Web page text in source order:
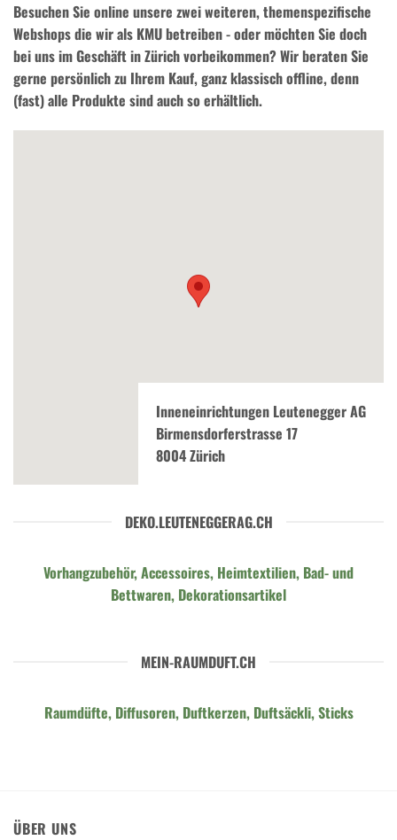
Besuchen Sie online unsere zwei weiteren, themenspezifische
Webshops die wir als KMU betreiben - oder möchten Sie doch
bei uns im Geschäft in Zürich vorbeikommen? Wir beraten Sie
gerne persönlich zu Ihrem Kauf, ganz klassisch offline, denn
(fast) alle Produkte sind auch so erhältlich.
Inneneinrichtungen Leutenegger AG
Birmensdorferstrasse 17
8004 Zürich
DEKO.LEUTENEGGERAG.CH
Vorhangzubehör, Accessoires, Heimtextilien, Bad- und
Bettwaren, Dekorationsartikel
MEIN-RAUMDUFT.CH
Raumdüfte, Diffusoren, Duftkerzen, Duftsäckli, Sticks
ÜBER UNS